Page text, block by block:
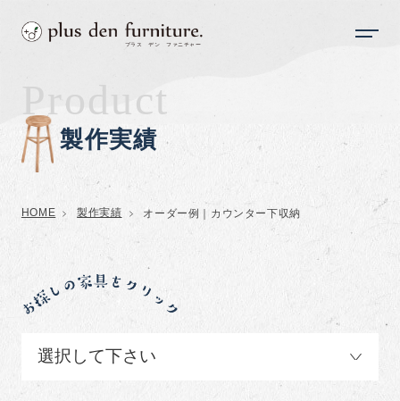
Product
製作実績
HOME 製作実績 オーダー例｜カウンター下収納